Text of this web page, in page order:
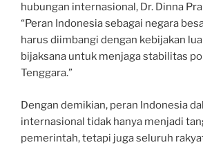
hubungan internasional, Dr. Dinna
“Peran Indonesia sebagai negara
harus diimbangi dengan kebijakan
bijaksana untuk menjaga stabilitas
Tenggara.”
Dengan demikian, peran Indonesia
internasional tidak hanya menjadi
pemerintah, tetapi juga seluruh